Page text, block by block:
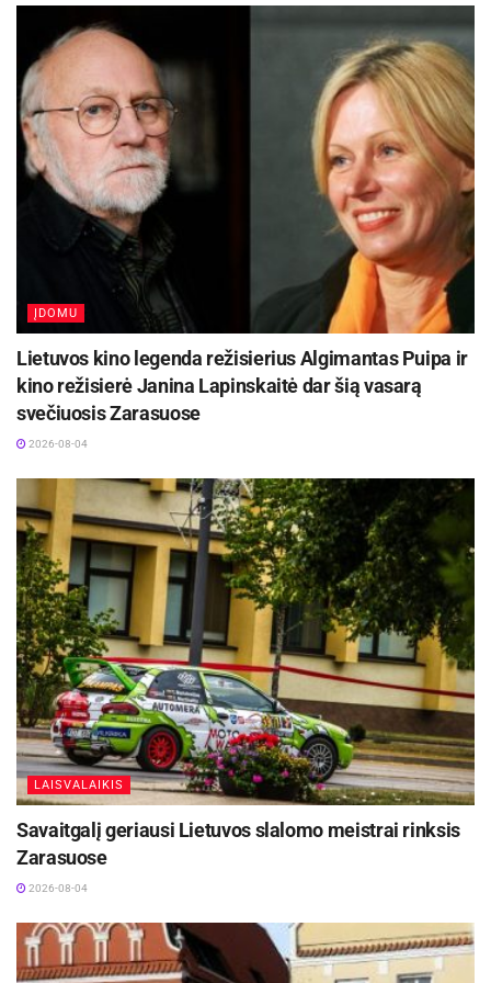
keletą dienų patvirtino filmo režisierius James
Mangold.
„Loganas. Ernis“ įvertinimai lenkia visus
„Iksmenų“ ansamblio filmus, įskaitant
ankstesnes „Ernio“ dalis. Filmas sulaukia tik
teigiamų kritikų recenzijų, be to H. Jackman
viešai paskelbė, jog tai paskutinis aktoriaus
filmas per pastaruosius 17 metų, kuriame jis
įkūnija Ernio personažą.
Net jei „Loganas“ ir taps didžiausiu dar tik
prasidedančių metų debiutu, tokios garbės ilgai
neišlaikys. Netrukus, kovo 17 d., „Disney“
spėjama, premjeros metu uždirbs per 120
milijonų eurų.
Aktualios naujienos
Festivalį „ConTempo“ Kaune uždarys sudėtingas
pasirodymas aštuonių metrų aukštyje ir piknikas
Santakoje
2026-08-05
Kėdainių kultūros centras organizuoja
pavėžėjimą prie kėdainiečių pastatyto kryžiaus
Baltijos kelyje
2026-08-05
ĮDOMU
Lietuvos kino legenda režisierius Algimantas Puipa ir
kino režisierė Janina Lapinskaitė dar šią vasarą
svečiuosis Zarasuose
2026-08-04
LAISVALAIKIS
Savaitgalį geriausi Lietuvos slalomo meistrai rinksis
Zarasuose
2026-08-04